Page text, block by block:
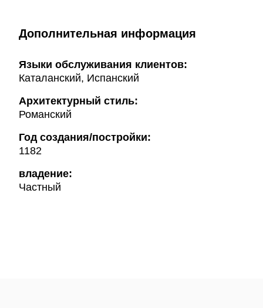
Дополнительная информация
Языки обслуживания клиентов:
Каталанский, Испанский
Архитектурный стиль:
Романский
Год создания/постройки:
1182
владение:
Частный